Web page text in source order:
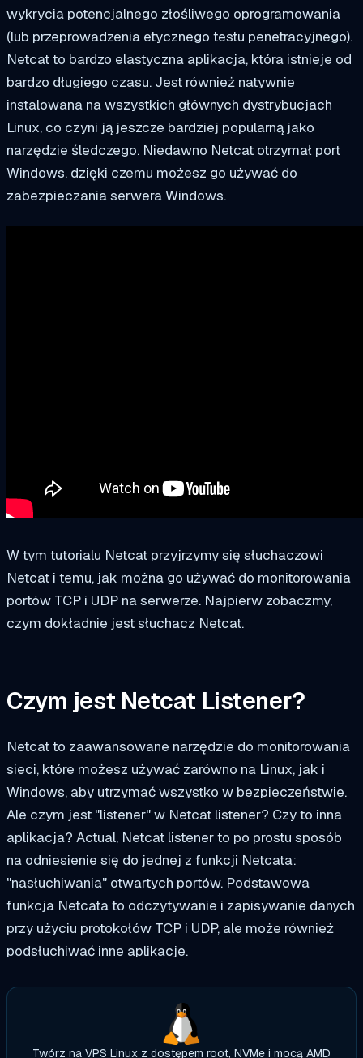
wykrycia potencjalnego złośliwego oprogramowania
(lub przeprowadzenia etycznego testu penetracyjnego).
Netcat to bardzo elastyczna aplikacja, która istnieje od
bardzo długiego czasu. Jest również natywnie
instalowana na wszystkich głównych dystrybucjach
Linux, co czyni ją jeszcze bardziej popularną jako
narzędzie śledczego. Niedawno Netcat otrzymał port
Windows, dzięki czemu możesz go używać do
zabezpieczania serwera Windows.
W tym tutorialu Netcat przyjrzymy się słuchaczowi
Netcat i temu, jak można go używać do monitorowania
portów TCP i UDP na serwerze. Najpierw zobaczmy,
czym dokładnie jest słuchacz Netcat.
Czym jest Netcat Listener?
Netcat to zaawansowane narzędzie do monitorowania
sieci, które możesz używać zarówno na Linux, jak i
Windows, aby utrzymać wszystko w bezpieczeństwie.
Ale czym jest "listener" w Netcat listener? Czy to inna
aplikacja? Actual, Netcat listener to po prostu sposób
na odniesienie się do jednej z funkcji Netcata:
"nasłuchiwania" otwartych portów. Podstawowa
funkcja Netcata to odczytywanie i zapisywanie danych
przy użyciu protokołów TCP i UDP, ale może również
podsłuchiwać inne aplikacje.
Twórz na VPS Linux z dostępem root, NVMe i mocą AMD